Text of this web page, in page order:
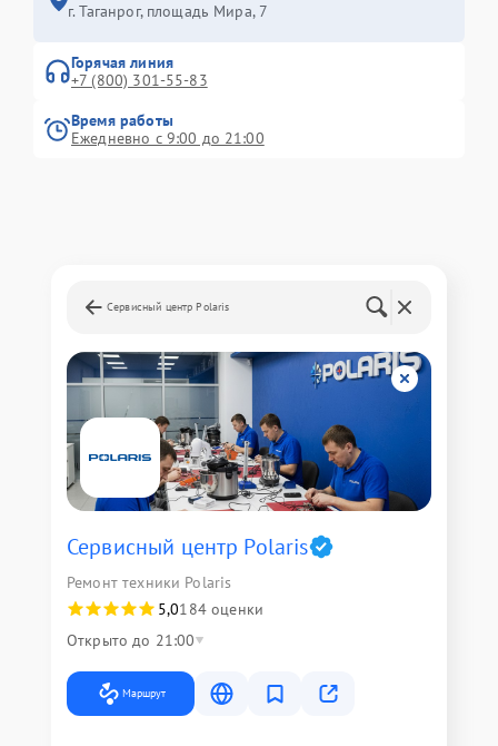
г. Таганрог, площадь Мира, 7
Горячая линия
+7 (800) 301-55-83
Время работы
Ежедневно с 9:00 до 21:00
Сервисный центр Polaris
Сервисный центр Polaris
Ремонт техники Polaris
5,0184 оценки
Открыто до 21:00
Маршрут